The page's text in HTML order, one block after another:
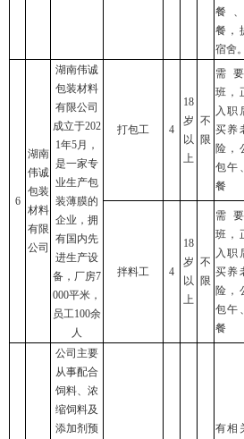
餐
餐，
宿舍。
6
湖南
伟诚
包装
材料
有限
公司
湖南伟诚
包装材料
有限公司
成立于202
1年5月，
是一家专
业生产包
装薄膜的
企业，拥
有国内先
进生产设
备，厂房7
000平米，
员工100余
人
打包工 4
18
岁
以
上
不
限
需
班，
入职
买养
险，
包午
餐
拌料工 4
18
岁
以
上
不
限
需
班，
入职
买养
险，
包午
餐
公司主要
从事配合
饲料、浓
缩饲料及
添加剂预
有相